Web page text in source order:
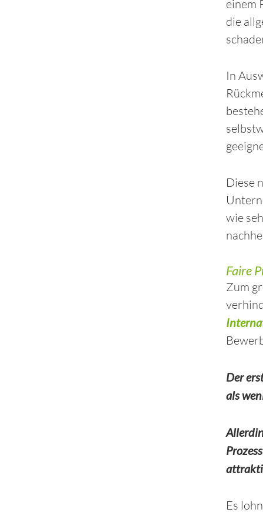
einem
die
In
Diese
wie
Faire
Zum
Der
als
Es